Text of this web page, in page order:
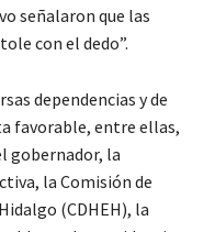
señalaron que las
con el dedo”.
dependencias y de
favorable, entre ellas,
gobernador, la
la Comisión de
(CDHEH), la